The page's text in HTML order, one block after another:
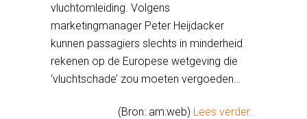
vluchtomleiding. Volgens
marketingmanager Peter Heijdacker
kunnen passagiers slechts in minderheid
rekenen op de Europese wetgeving die
‘vluchtschade’ zou moeten vergoeden…
(Bron: am:web) Lees verder…